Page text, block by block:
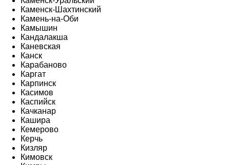
Каменск-Шахтинский
Камень-на-Оби
Камышин
Кандалакша
Каневская
Канск
Карабаново
Каргат
Карпинск
Касимов
Каспийск
Качканар
Кашира
Кемерово
Керчь
Кизляр
Кимовск